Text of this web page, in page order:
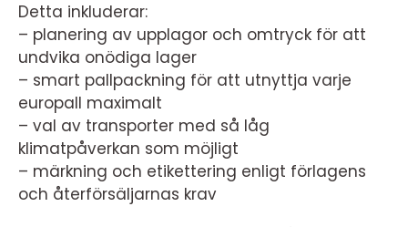
Detta inkluderar:
– planering av upplagor och omtryck för att
undvika onödiga lager
– smart pallpackning för att utnyttja varje
europall maximalt
– val av transporter med så låg
klimatpåverkan som möjligt
– märkning och etikettering enligt förlagens
och återförsäljarnas krav